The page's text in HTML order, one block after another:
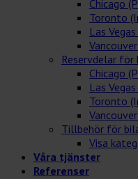
Chicago
Toronto
Las
Reservdelar för
Chicago
Las
Toronto
Tillbehör för
Visa
Våra tjänster
Referenser